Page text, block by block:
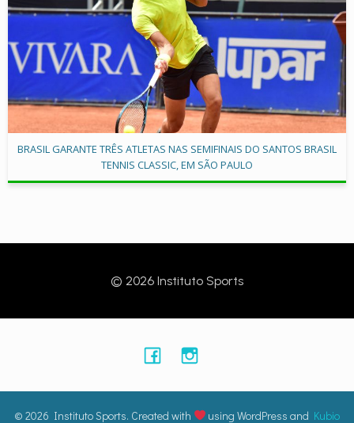
BRASIL GARANTE TRÊS ATLETAS NAS SEMIFINAIS DO SANTOS BRASIL
TENNIS CLASSIC, EM SÃO PAULO
© 2026 Instituto Sports
© 2026 Instituto Sports. Created with using WordPress and Kubio